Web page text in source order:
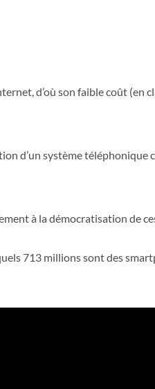
d’où son faible coût (en
d’un système
à la démocratisation de
713 millions sont des